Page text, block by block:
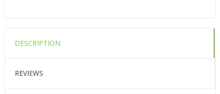
DESCRIPTION
REVIEWS